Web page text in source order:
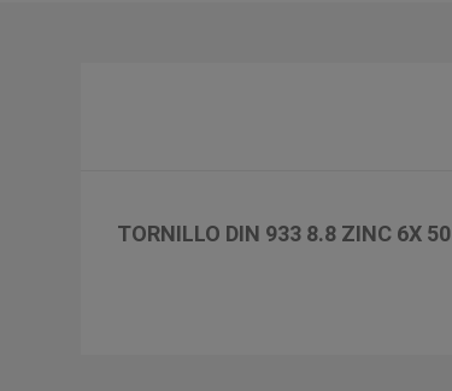
TORNILLO DIN 933 8.8 ZINC 6X 50